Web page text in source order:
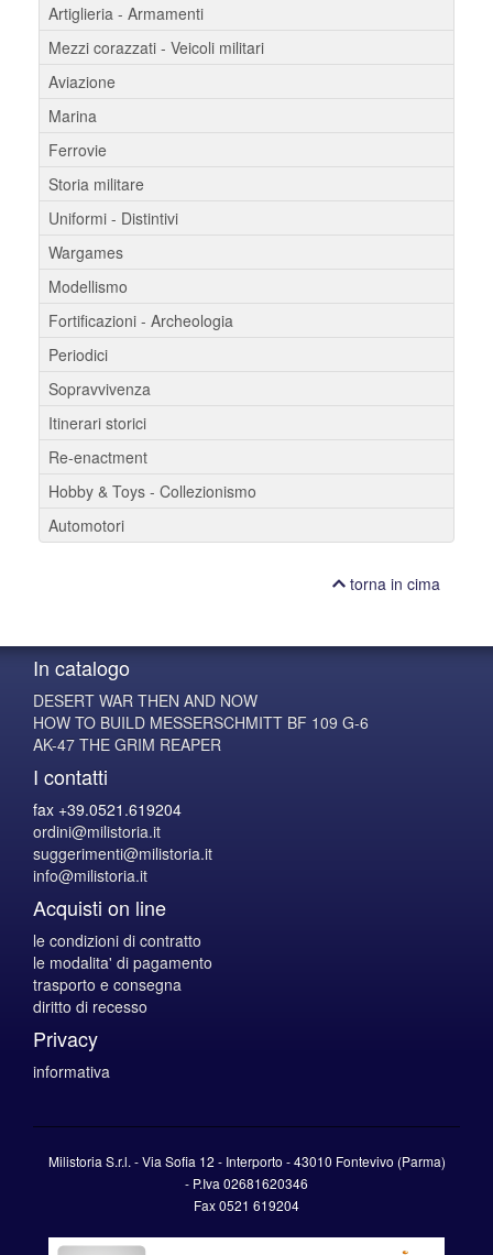
Artiglieria - Armamenti
Mezzi corazzati - Veicoli militari
Aviazione
Marina
Ferrovie
Storia militare
Uniformi - Distintivi
Wargames
Modellismo
Fortificazioni - Archeologia
Periodici
Sopravvivenza
Itinerari storici
Re-enactment
Hobby & Toys - Collezionismo
Automotori
torna in cima
In catalogo
DESERT WAR THEN AND NOW
HOW TO BUILD MESSERSCHMITT BF 109 G-6
AK-47 THE GRIM REAPER
I contatti
fax +39.0521.619204
ordini@milistoria.it
suggerimenti@milistoria.it
info@milistoria.it
Acquisti on line
le condizioni di contratto
le modalita' di pagamento
trasporto e consegna
diritto di recesso
Privacy
informativa
Milistoria S.r.l. - Via Sofia 12 - Interporto - 43010 Fontevivo (Parma)
- P.Iva 02681620346
Fax 0521 619204